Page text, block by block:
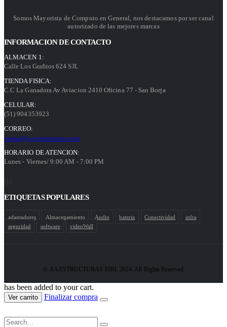
Somos Mayorista de Computo en General, nos destacamos por ser canal
autorizado de las mejores marcas
INFORMACION DE CONTACTO
ALMACEN 1:
Calle Los Grafitos 624 SJL
TIENDA FISICA:
C.C La Ganadora Av Aviacion 2410 Oficina 77 - San Borja
CELULAR:
(51) 904353923
CORREO:
ventas@aa-estructuras.com
HORARIO DE ATENCION:
Lunes - Viernes/ 9:00 AM - 7:00 PM
ETIQUETAS POPULARES
adaptadores Almacenamiento Audio bateria Conectividad
infra
seguridad
software videoWall
© AA ESTRUCTURAS EIRL 2024. All Rights Reserved
has been added to your cart.
Ver carrito Finalizar compra